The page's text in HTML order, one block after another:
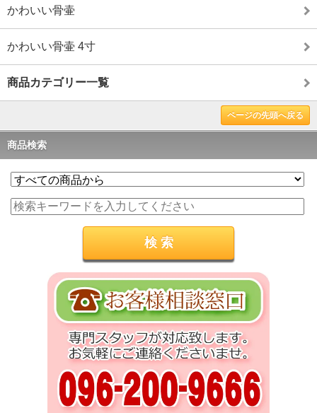
かわいい骨壷
かわいい骨壷 4寸
商品カテゴリー一覧
ページの先頭へ戻る
商品検索